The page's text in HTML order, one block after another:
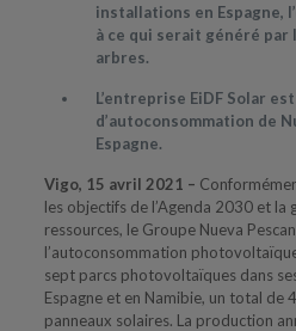
installations en Espagne,
à ce qui serait généré par
arbres.
L’entreprise EiDF Solar
d’autoconsommation de
Espagne.
Vigo, 15 avril 2021 –
les objectifs de l’Agenda 2030 et la
ressources, le Groupe Nueva
l’autoconsommation
sept parcs photovoltaïques dans
Espagne et en Namibie, un total de
panneaux solaires. La production